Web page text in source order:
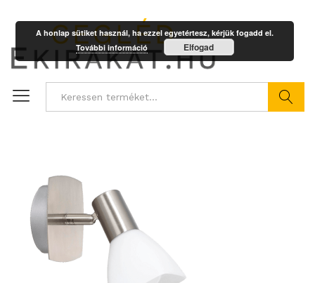
A honlap sütiket használ, ha ezzel egyetértesz, kérjük fogadd el.
További információ
Elfogad